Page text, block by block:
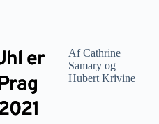
er
Af Cathrine
Samary og
Hubert Krivine